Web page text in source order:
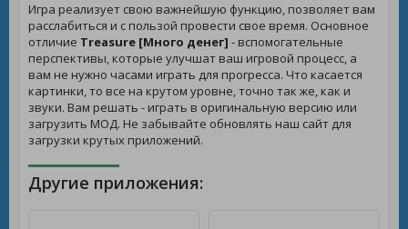
Игра реализует свою важнейшую функцию, позволяет вам
расслабиться и с пользой провести свое время. Основное
отличие Treasure [Много денег] - вспомогательные
перспективы, которые улучшат ваш игровой процесс, а
вам не нужно часами играть для прогресса. Что касается
картинки, то все на крутом уровне, точно так же, как и
звуки. Вам решать - играть в оригинальную версию или
загрузить МОД. Не забывайте обновлять наш сайт для
загрузки крутых приложений.
Другие приложения: